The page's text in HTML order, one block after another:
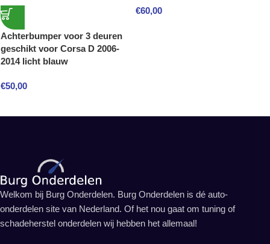
Achterbumper voor 3 deuren
geschikt voor Corsa D 2006-
2014 licht blauw
€50,00
€60,00
Welkom bij Burg Onderdelen. Burg Onderdelen is dé auto-
onderdelen site van Nederland. Of het nou gaat om tuning of
schadeherstel onderdelen wij hebben het allemaal!